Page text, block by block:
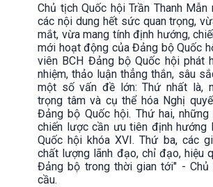
Chủ tịch Quốc hội Trần Thanh Mẫn
các nội dung hết sức quan trọng,
mắt, vừa mang tính định hướng,
mới hoạt động của Đảng bộ Quốc
viên BCH Đảng bộ Quốc hội phát
nhiệm, thảo luận thẳng thắn, sâu
một số vấn đề lớn: Thứ nhất là,
trọng tâm và cụ thể hóa Nghị
Đảng bộ Quốc hội. Thứ hai,
chiến lược cần ưu tiên định hướng
Quốc hội khóa XVI. Thứ ba, các
chất lượng lãnh đạo, chỉ đạo, hiệu
Đảng bộ trong thời gian tới" - Chủ
cầu.